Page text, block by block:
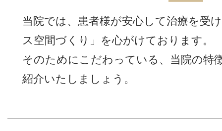
当院では、患者様が安心して治療を受
ス空間づくり」を心がけております。
そのためにこだわっている、当院の特
紹介いたしましょう。